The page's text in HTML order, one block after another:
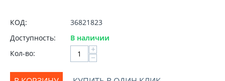
КОД:
36821823
Доступность:
В наличии
Кол-во:
+
−